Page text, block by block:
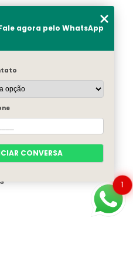
1
agora pelo WhatsApp
CONVERSA